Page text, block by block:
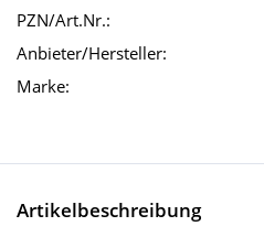
PZN/Art.Nr.:
Anbieter/Hersteller:
Marke:
Artikelbeschreibung